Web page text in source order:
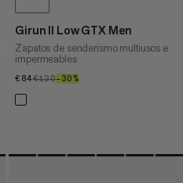
Girun II Low GTX Men
Zapatos de senderismo multiusos e
impermeables
€84€84
€120€120
–30%